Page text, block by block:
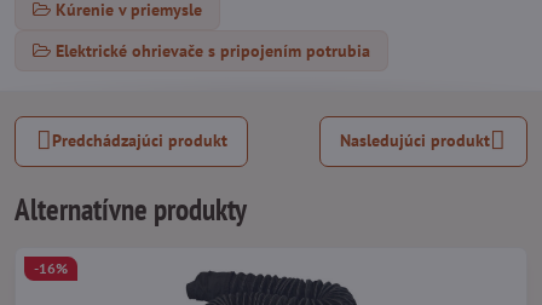
Kúrenie v priemysle
Elektrické ohrievače s pripojením potrubia
Predchádzajúci produkt Nasledujúci produkt
Alternatívne produkty
-16%